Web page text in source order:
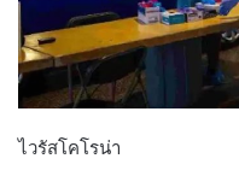
ไวรัสโคโรน่า